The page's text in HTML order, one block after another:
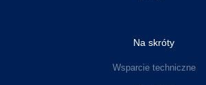
Na skróty
Wsparcie techniczne